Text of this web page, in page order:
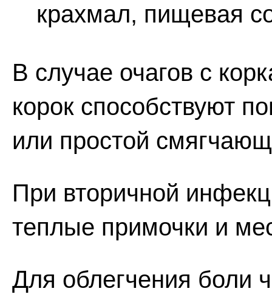
крахмал, пищевая
В случае очагов с
корок способствуют
или простой
При вторичной
теплые примочки и
Для облегчения боли